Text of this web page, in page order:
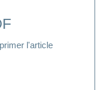
l'article